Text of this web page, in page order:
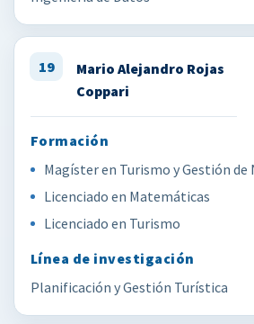
19
Mario Alejandro Rojas
Coppari
Magíster en Turismo y Gestión de
Licenciado en Matemáticas
Licenciado en Turismo
Planificación y Gestión Turística